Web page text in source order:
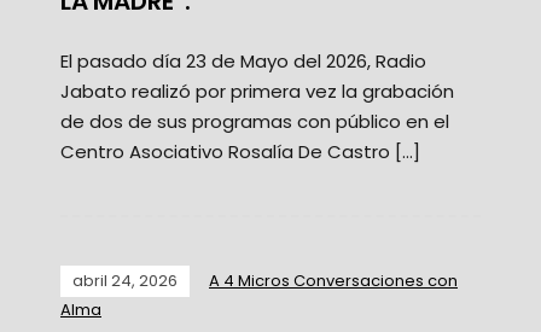
El pasado día 23 de Mayo del 2026, Radio
Jabato realizó por primera vez la grabación
de dos de sus programas con público en el
Centro Asociativo Rosalía De Castro […]
abril 24, 2026
A 4 Micros Conversaciones con
Alma